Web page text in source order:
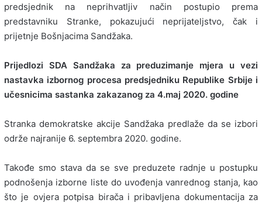
predsjednik na neprihvatljiv način postupio prema
predstavniku Stranke, pokazujući neprijateljstvo, čak i
prijetnje Bošnjacima Sandžaka.
Prijedlozi SDA Sandžaka za preduzimanje mjera u vezi
nastavka izbornog procesa predsjedniku Republike Srbije i
učesnicima sastanka zakazanog za 4.maj 2020. godine
Stranka demokratske akcije Sandžaka predlaže da se izbori
održe najranije 6. septembra 2020. godine.
Takođe smo stava da se sve preduzete radnje u postupku
podnošenja izborne liste do uvođenja vanrednog stanja, kao
što je ovjera potpisa birača i pribavljena dokumentacija za